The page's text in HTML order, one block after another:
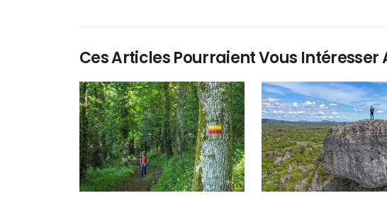
Ces Articles Pourraient Vous Intéresser